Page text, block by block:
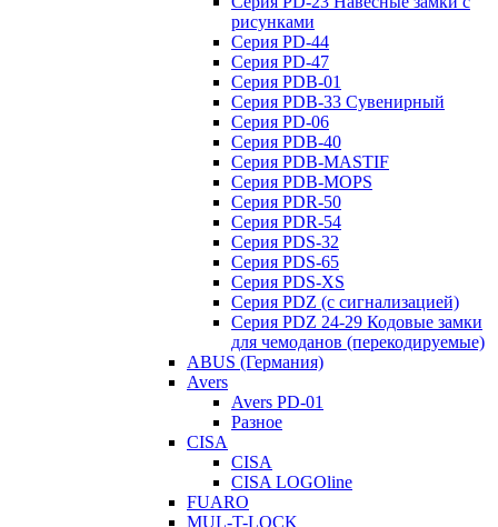
рисунками
Серия PD-44
Серия PD-47
Серия PDB-01
Серия PDB-33 Сувенирный
Серия PD-06
Серия PDB-40
Серия PDB-MASTIF
Серия PDB-MOPS
Серия PDR-50
Серия PDR-54
Серия PDS-32
Серия PDS-65
Серия PDS-XS
Серия PDZ (с сигнализацией)
Серия PDZ 24-29 Кодовые замки
для чемоданов (перекодируемые)
ABUS (Германия)
Avers
Avers PD-01
Разное
CISA
CISA
CISA LOGOline
FUARO
MUL-T-LOCK